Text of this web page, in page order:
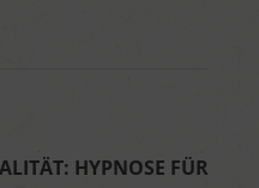
HYPNOSE FÜR